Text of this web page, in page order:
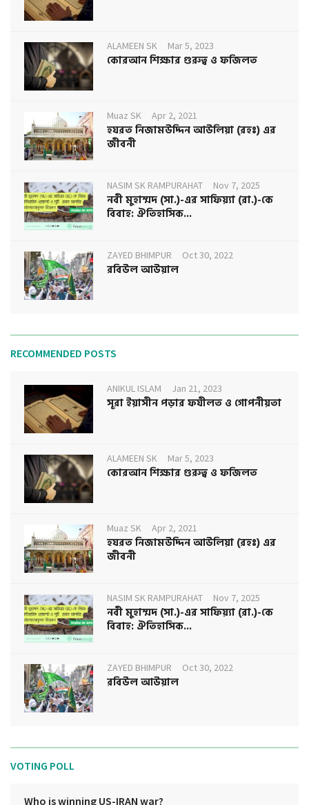
ALAMEEN SK Mar 5, 2023
কোরআন শিক্ষার গুরুত্ব ও ফজিলত
Muaz SK Apr 2, 2021
হযরত নিজামউদ্দিন আউলিয়া (রহঃ) এর
জীবনী
NASIM SK RAMPURAHAT Nov 7, 2025
নবী মুহাম্মদ (সা.)-এর সাফিয়্যা (রা.)-কে
বিবাহ: ঐতিহাসিক...
ZAYED BHIMPUR Oct 30, 2022
রবিউল আউয়াল
RECOMMENDED POSTS
ANIKUL ISLAM Jan 21, 2023
সূরা ইয়াসীন পড়ার ফযীলত ও গোপনীয়তা
ALAMEEN SK Mar 5, 2023
কোরআন শিক্ষার গুরুত্ব ও ফজিলত
Muaz SK Apr 2, 2021
হযরত নিজামউদ্দিন আউলিয়া (রহঃ) এর
জীবনী
NASIM SK RAMPURAHAT Nov 7, 2025
নবী মুহাম্মদ (সা.)-এর সাফিয়্যা (রা.)-কে
বিবাহ: ঐতিহাসিক...
ZAYED BHIMPUR Oct 30, 2022
রবিউল আউয়াল
VOTING POLL
Who is winning US-IRAN war?